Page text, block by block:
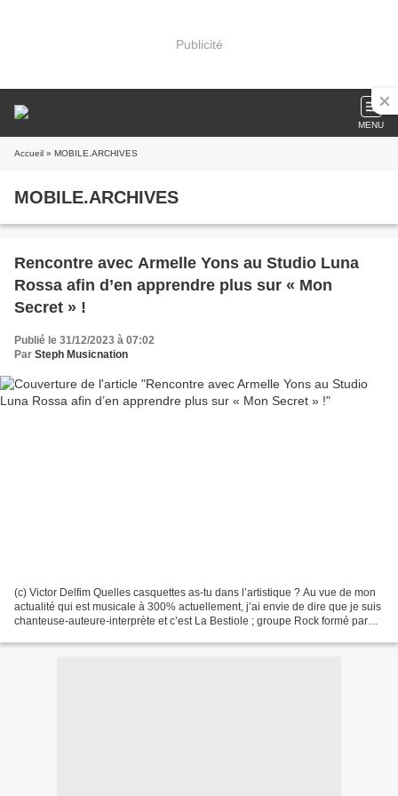
Publicité
MENU
Accueil » MOBILE.ARCHIVES
MOBILE.ARCHIVES
Rencontre avec Armelle Yons au Studio Luna
Rossa afin d’en apprendre plus sur « Mon
Secret » !
Publié le 31/12/2023 à 07:02
Par Steph Musicnation
(c) Victor Delfim Quelles casquettes as-tu dans l’artistique ? Au vue de mon
actualité qui est musicale à 300% actuellement, j’ai envie de dire que je suis
chanteuse-auteure-interprète et c’est La Bestiole ; groupe Rock formé par